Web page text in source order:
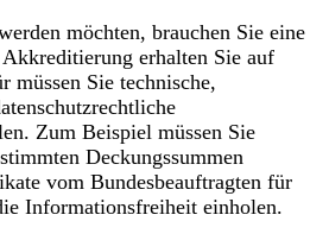
möchten, brauchen Sie eine
erhalten Sie auf
Sie technische,
Zum Beispiel müssen Sie
Deckungssummen
vom Bundesbeauftragten für
Informationsfreiheit einholen.